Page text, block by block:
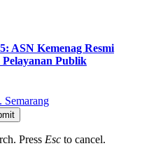
ASN Kemenag Resmi
Publik
Semarang
Press Esc to cancel.